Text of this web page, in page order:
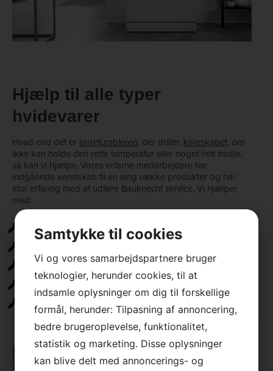
Hjælp til alle typer
hvidevarer
Hvad end det er tørretumbleren, der driller, køleskabet, der
ikke kan holde den rette temperatur eller noget helt tredje,
så kan vi hjælpe. Vores erfarne medarbejdere har
indgående kendskab til en lang række produkter og har
stor erfaring med at udføre Bauknecht service. Vi hjælper
med:
Tørretumblere
Komfurer (inkl. ovne og kogeplader)
Køleskabe (inkl. kombiskabe og frysere)
Opvaskemaskiner
Vaskemaskiner
×
Samtykke til cookies
Vi og vores samarbejdspartnere bruger
teknologier, herunder cookies, til at
indsamle oplysninger om dig til forskellige
formål, herunder: Tilpasning af annoncering,
bedre brugeroplevelse, funktionalitet,
statistik og marketing. Disse oplysninger
kan blive delt med annoncerings- og